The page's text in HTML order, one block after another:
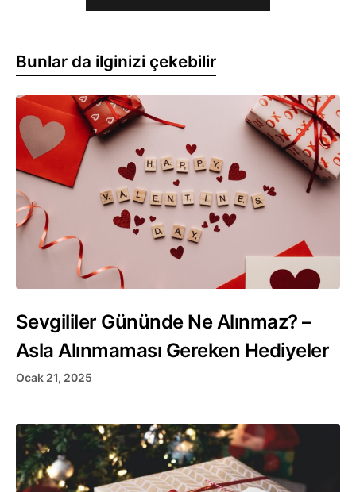
Bunlar da ilginizi çekebilir
Sevgililer Gününde Ne Alınmaz? –
Asla Alınmaması Gereken Hediyeler
Ocak 21, 2025